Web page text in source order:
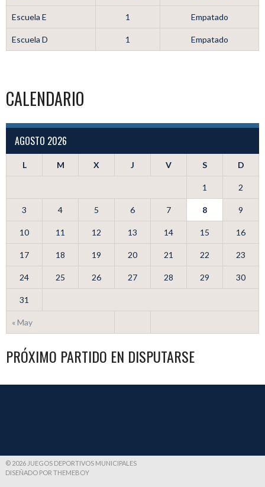
Escuela E 1 Empatado
Escuela D 1 Empatado
CALENDARIO
AGOSTO 2026
L M X J V S D
« May
1 2
3 4 5 6 7 8 9
10 11 12 13 14 15 16
17 18 19 20 21 22 23
24 25 26 27 28 29 30
31
PRÓXIMO PARTIDO EN DISPUTARSE
© 2026 JUEGOS DEPORTIVOS MUNICIPALES
DISEÑADO POR THEMEBOY